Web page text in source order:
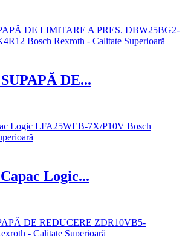
DE...
Logic...